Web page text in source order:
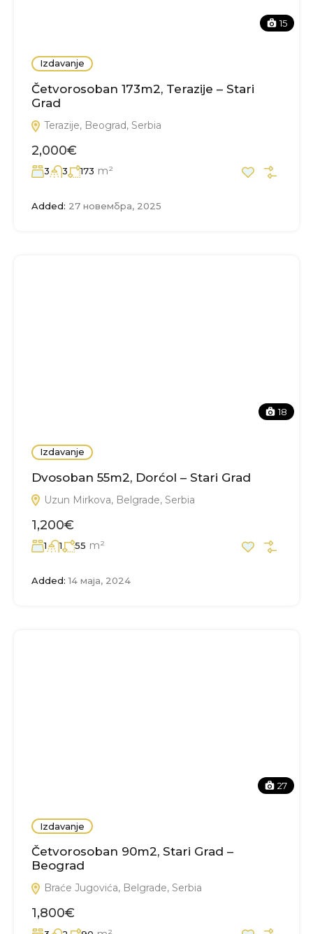
15
Izdavanje
Četvorosoban 173m2, Terazije – Stari
Grad
Terazije, Beograd, Serbia
2,000€
3 3 173 m²
Added: 27 новембра, 2025
18
Izdavanje
Dvosoban 55m2, Dorćol – Stari Grad
Uzun Mirkova, Belgrade, Serbia
1,200€
1 1 55 m²
Added: 14 маја, 2024
27
Izdavanje
Četvorosoban 90m2, Stari Grad –
Beograd
Braće Jugovića, Belgrade, Serbia
1,800€